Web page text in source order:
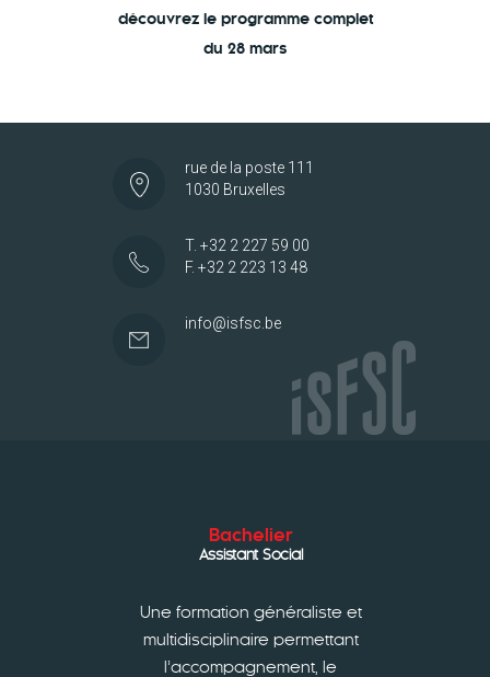
découvrez le programme complet
du 28 mars
rue de la poste 111
1030 Bruxelles
T. +32 2 227 59 00
F. +32 2 223 13 48
info@isfsc.be
Bachelier
Assistant Social
Une formation généraliste et
multidisciplinaire permettant
l’accompagnement, le